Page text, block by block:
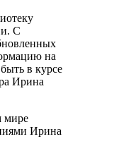
С
на
в курсе
Ирина
мире
Ирина